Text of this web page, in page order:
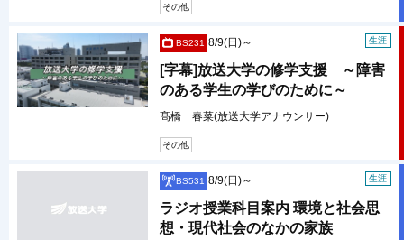
その他
BS231 生涯
8/9(日)～
[字幕]放送大学の修学支援 ～障害
のある学生の学びのために～
髙橋 春菜(放送大学アナウンサー)
その他
BS531 生涯
8/9(日)～
ラジオ授業科目案内 環境と社会思
想・現代社会のなかの家族